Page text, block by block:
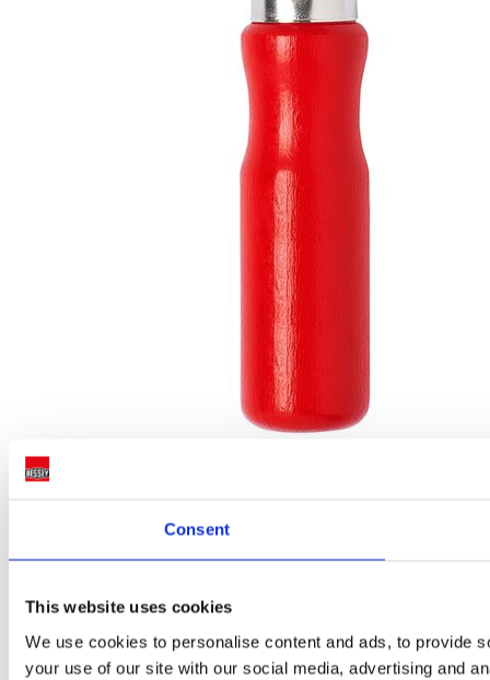
Consent
This website uses cookies
We use cookies to personalise content and ads, to provide
your use of our site with our social media, advertising and
Stirnseiten | Passend für handelsübliche Schraubzwingen mit
2 Varianten